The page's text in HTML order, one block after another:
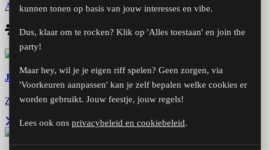
Alle video's bekijken
Bandleden
Jeffrey Daan
Zang, toetsen, gitaar, dwarsfluit, bluesharp
kunnen tonen op basis van jouw interesses en vibe.
Dus, klaar om te rocken? Klik op 'Alles toestaan' en join the
party!
Maar hey, wil je je eigen riff spelen? Geen zorgen, via
'Voorkeuren aanpassen' kan je zelf bepalen welke cookies er
worden gebruikt. Jouw feestje, jouw regels!
Lees ook ons privacybeleid en cookiebeleid.